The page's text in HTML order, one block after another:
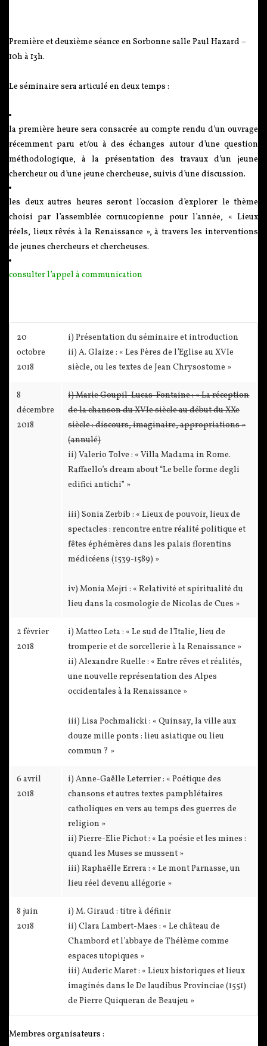
Première et deuxième séance en Sorbonne salle Paul Hazard –
10h à 13h.
Le séminaire sera articulé en deux temps :
la première heure sera consacrée au compte rendu d’un ouvrage
récemment paru et/ou à des échanges autour d’une question
méthodologique, à la présentation des travaux d’un jeune
chercheur ou d’une jeune chercheuse, suivis d’une discussion.
les deux autres heures seront l’occasion d’explorer le thème
choisi par l’assemblée cornucopienne pour l’année, « Lieux
réels, lieux rêvés à la Renaissance », à travers les interventions
de jeunes chercheurs et chercheuses.
consulter l’appel à communication
20
octobre
2018
i) Présentation du séminaire et introduction
ii) A. Glaize : « Les Pères de l’Eglise au XVIe
siècle, ou les textes de Jean Chrysostome »
8
décembre
2018
i) Marie Goupil-Lucas-Fontaine : « La réception
de la chanson du XVIe siècle au début du XXe
siècle : discours, imaginaire, appropriations »
(annulé)
ii) Valerio Tolve : « Villa Madama in Rome.
Raffaello’s dream about “Le belle forme degli
edifici antichi” »
iii) Sonia Zerbib : « Lieux de pouvoir, lieux de
spectacles : rencontre entre réalité politique et
fêtes éphémères dans les palais florentins
médicéens (1539-1589) »
iv) Monia Mejri : « Relativité et spiritualité du
lieu dans la cosmologie de Nicolas de Cues »
2 février
2018
i) Matteo Leta : « Le sud de l’Italie, lieu de
tromperie et de sorcellerie à la Renaissance »
ii) Alexandre Ruelle : « Entre rêves et réalités,
une nouvelle représentation des Alpes
occidentales à la Renaissance »
iii) Lisa Pochmalicki : « Quinsay, la ville aux
douze mille ponts : lieu asiatique ou lieu
commun ? »
6 avril
2018
i) Anne-Gaëlle Leterrier : « Poétique des
chansons et autres textes pamphlétaires
catholiques en vers au temps des guerres de
religion »
ii) Pierre-Elie Pichot : « La poésie et les mines :
quand les Muses se mussent »
iii) Raphaëlle Errera : « Le mont Parnasse, un
lieu réel devenu allégorie »
8 juin
2018
i) M. Giraud : titre à définir
ii) Clara Lambert-Maes : « Le château de
Chambord et l’abbaye de Thélème comme
espaces utopiques »
iii) Auderic Maret : « Lieux historiques et lieux
imaginés dans le De laudibus Provinciae (1551)
de Pierre Quiqueran de Beaujeu »
Membres organisateurs :